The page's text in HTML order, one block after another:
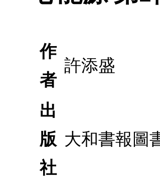
作
者
許添盛
出
版
社
大和書報圖